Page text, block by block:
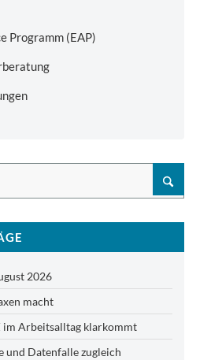
Programm (EAP)
2026
macht
im Arbeitsalltag klarkommt
und Datenfalle zugleich